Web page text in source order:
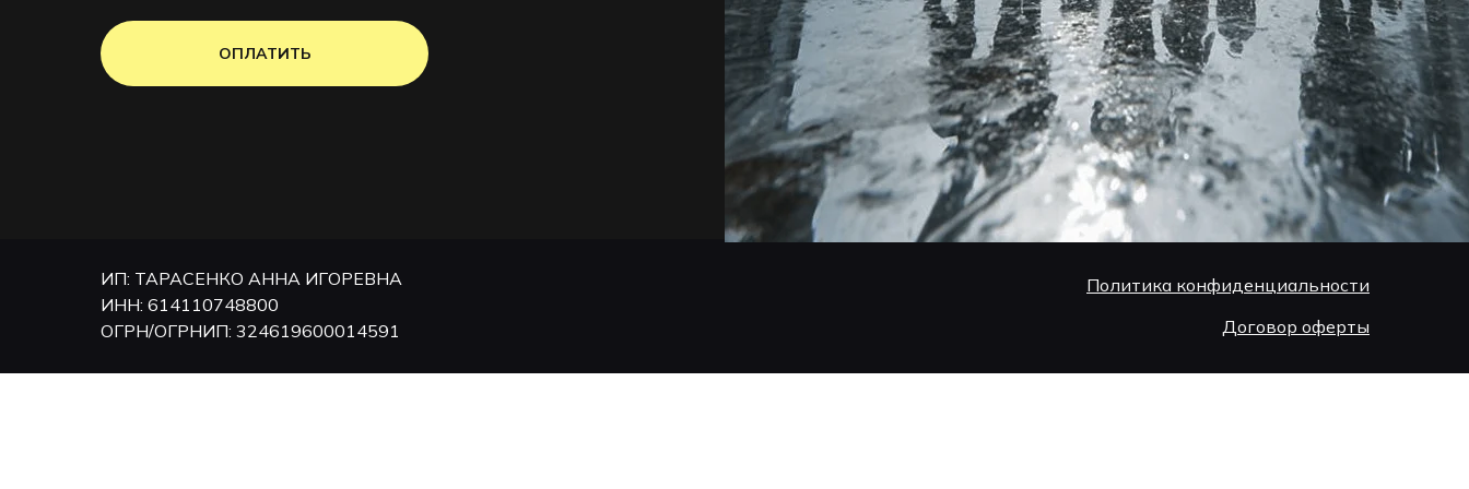
Политика конфиденциальности
Договор оферты
ИП: ТАРАСЕНКО АННА ИГОРЕВНА
ИНН: 614110748800
ОГРН/ОГРНИП: 324619600014591
ОПЛАТИТЬ